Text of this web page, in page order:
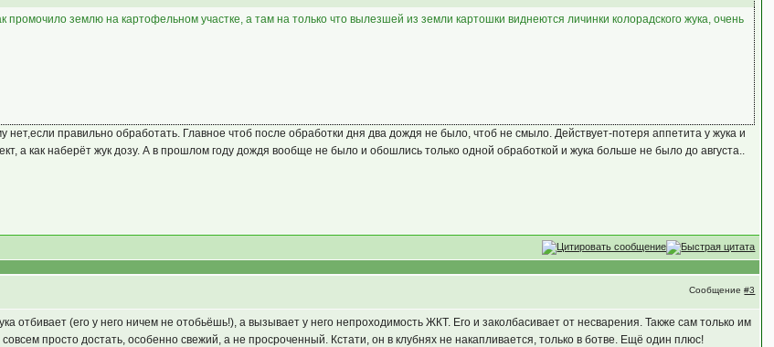
землю на картофельном участке, а там на только что вылезшей из земли картошки виднеются личинки колорадского жука, очень
нет,если правильно обработать. Главное чтоб после обработки дня два дождя не было, чтоб не смыло. Действует-потеря аппетита у жука и
а как наберёт жук дозу. А в прошлом году дождя вообще не было и обошлись только одной обработкой и жука больше не было до августа..
Сообщение#3
отбивает (его у него ничем не отобьёшь!), а вызывает у него непроходимость ЖКТ. Его и заколбасивает от несварения. Также сам только им
совсем просто достать, особенно свежий, а не просроченный. Кстати, он в клубнях не накапливается, только в ботве. Ещё один плюс!